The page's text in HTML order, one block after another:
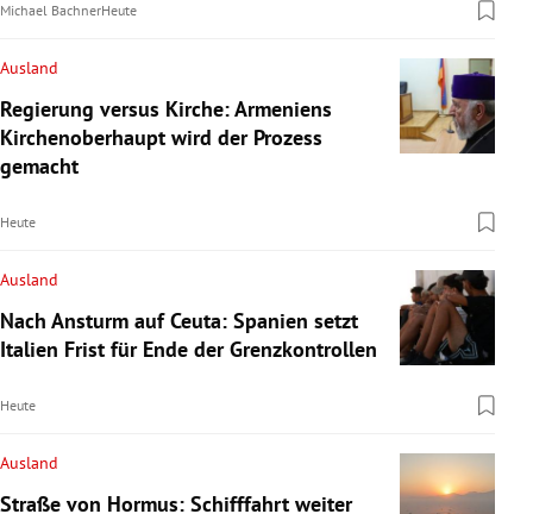
Michael BachnerHeute
Ausland
Regierung versus Kirche: Armeniens
Kirchenoberhaupt wird der Prozess
gemacht
Heute
Ausland
Nach Ansturm auf Ceuta: Spanien setzt
Italien Frist für Ende der Grenzkontrollen
Heute
Ausland
Straße von Hormus: Schifffahrt weiter